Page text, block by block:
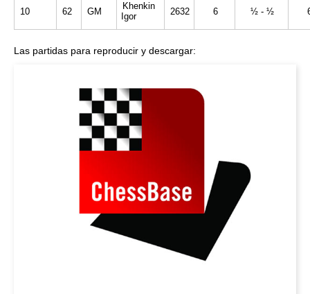
10 62 GM
Khenkin
Igor
2632 6 ½ - ½
Las partidas para reproducir y descargar: